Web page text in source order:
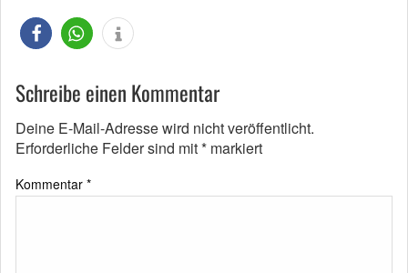
Schreibe einen Kommentar
Deine E-Mail-Adresse wird nicht veröffentlicht.
Erforderliche Felder sind mit* markiert
Kommentar *